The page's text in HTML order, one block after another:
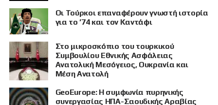
Οι Τούρκοι επαναφέρουν γνωστή ιστορία
για το ’74 και τον Καντάφι
Στο μικροσκόπιο του τουρκικού
Συμβουλίου Εθνικής Ασφάλειας
Ανατολική Μεσόγειος, Ουκρανία και
Μέση Ανατολή
GeoEurope: Η συμφωνία πυρηνικής
συνεργασίας ΗΠΑ-Σαουδικής Αραβίας